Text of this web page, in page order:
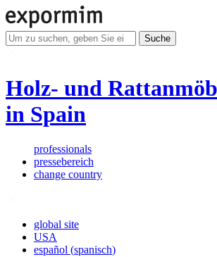
Suche
Holz- und
in Spain
professionals
pressebereich
change country
global site
USA
español (spanisch)